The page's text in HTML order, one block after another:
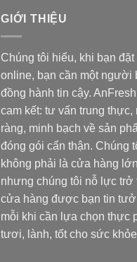
GIỚI THIỆU
Chúng tôi hiểu, khi bạn đặt
online, bạn cần một người
đồng hành tin cậy.
cam kết: tư vấn trung thực,
ràng, minh bạch về sản
đóng gói cẩn thận. Chúng
không phải là cửa hàng
nhưng chúng tôi nỗ lực trở
cửa hàng được bạn tin
mỗi khi cần lựa chọn thực
tươi, lành, tốt cho sức